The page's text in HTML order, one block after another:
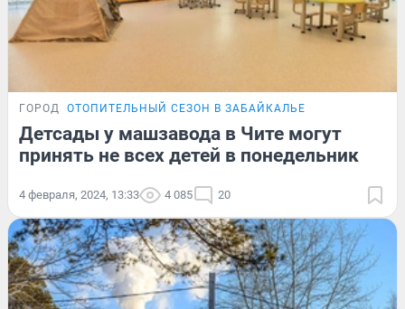
ГОРОД ОТОПИТЕЛЬНЫЙ СЕЗОН В ЗАБАЙКАЛЬЕ
Детсады у машзавода в Чите могут
принять не всех детей в понедельник
4 февраля, 2024, 13:33 4 085 20